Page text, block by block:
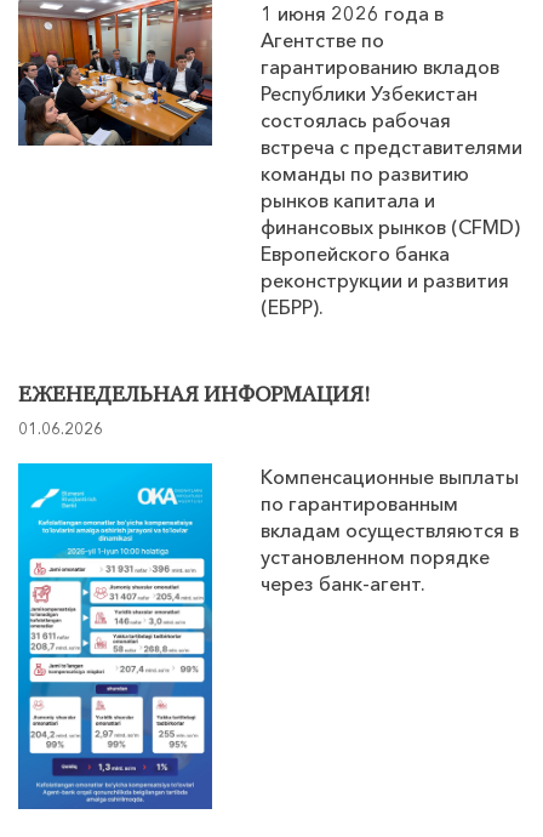
1 июня 2026 года в
Агентстве по
гарантированию вкладов
Республики Узбекистан
состоялась рабочая
встреча с представителями
команды по развитию
рынков капитала и
финансовых рынков (CFMD)
Европейского банка
реконструкции и развития
(ЕБРР).
ЕЖЕНЕДЕЛЬНАЯ ИНФОРМАЦИЯ!
01.06.2026
Компенсационные выплаты
по гарантированным
вкладам осуществляются в
установленном порядке
через банк-агент.